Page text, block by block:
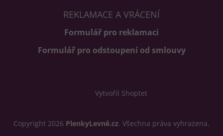
REKLAMACE A VRÁCENÍ
Formulář pro reklamaci
Formulář pro odstoupení od smlouvy
Vytvořil Shoptet
Copyright 2026 PlenkyLevně.cz. Všechna práva vyhrazena.